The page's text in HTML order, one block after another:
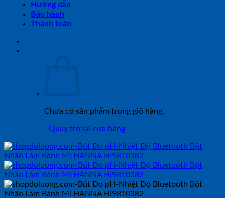
Hướng dẫn
Bảo hành
Thanh toán
Chưa có sản phẩm trong giỏ hàng.
Quay trở lại cửa hàng